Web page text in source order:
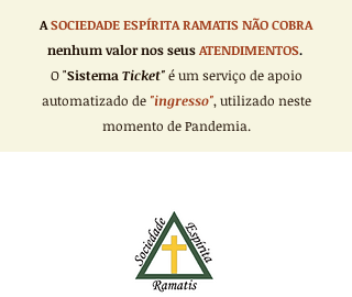
ASOCIEDADE ESPÍRITA RAMATISNÃO COBRA
nenhum valor nos seusATENDIMENTOS.
O "Sistema Ticket"é um serviço de apoio
automatizado de"ingresso", utilizado neste
momento de Pandemia.